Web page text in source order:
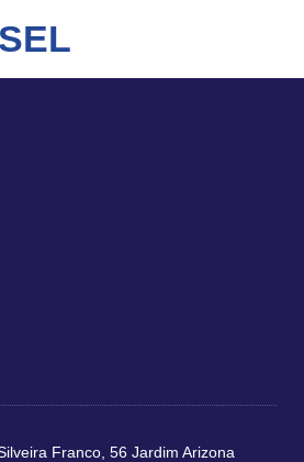
Franco, 56 Jardim Arizona